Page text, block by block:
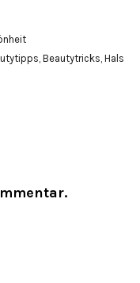
, Beautytricks, Hals